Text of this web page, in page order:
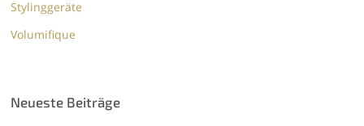
Stylinggeräte
Volumifique
Neueste Beiträge